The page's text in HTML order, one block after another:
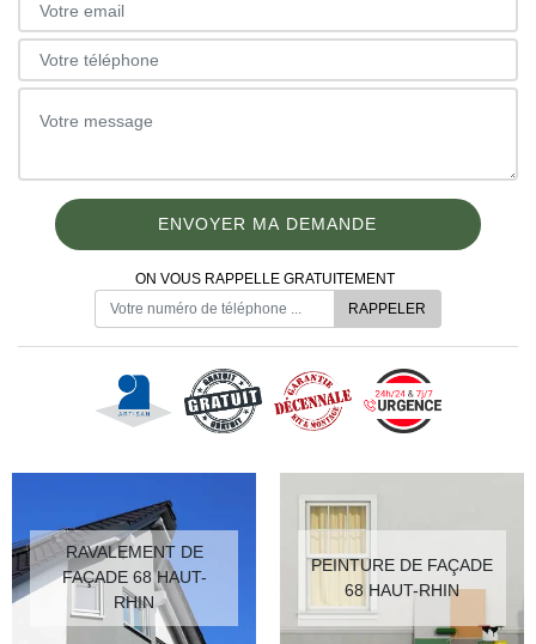
ON VOUS RAPPELLE GRATUITEMENT
RAVALEMENT DE
FAÇADE 68 HAUT-
RHIN
PEINTURE DE FAÇADE
68 HAUT-RHIN